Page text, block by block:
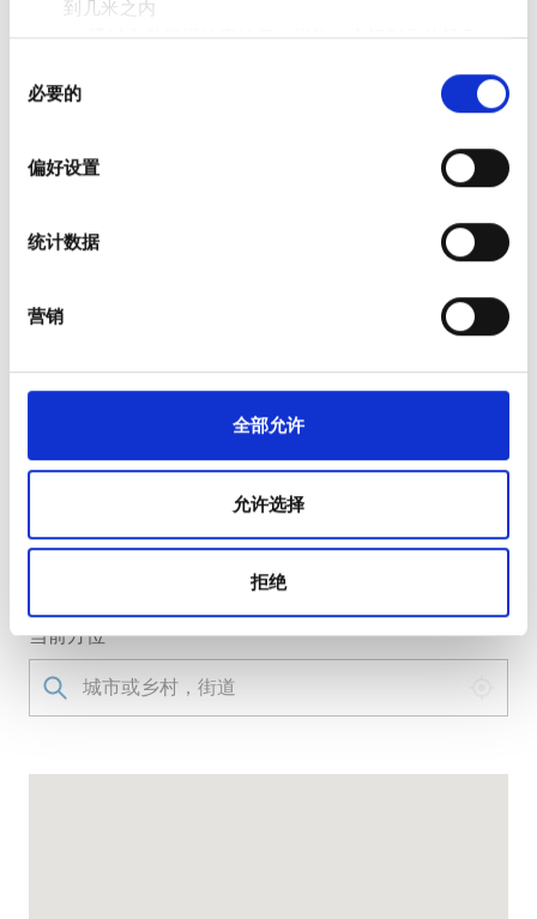
到几米之内
通过主动扫描特定特征（指纹）来识别您的设备
查找有关您的个人数据如何处理的更多信息，
并设置您的首选项。您可随时从Cookie声明中更改或撤回
我们使用 Cookie 来制作贴合用户需求的内容与广告、提供
体、广告和分析合作伙伴分享您对我们网站的使用情况，
必要的
偏好设置
统计数据
营销
全部允许
允许选择
拒绝
星期六
星期天
支付选项
信用卡
First Floor The Diabetes Centre, Warrens, 22026 圣迈
当前方位